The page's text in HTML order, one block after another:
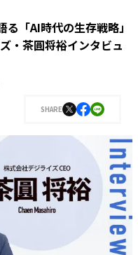
「AI時代の生存戦略」
・茶圓将裕インタビュ
SHARE